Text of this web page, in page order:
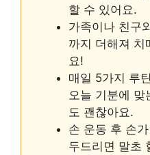
할 수 있어요.
가족이나 친구
까지 더해져 치
요!
매일 5가지 루
오늘 기분에
도 괜찮아요.
손 운동 후 손
두드리면 말초